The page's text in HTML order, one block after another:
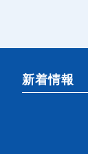
新着情報